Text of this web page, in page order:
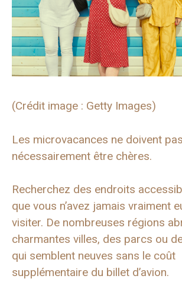
(Crédit image : Getty Images)
Les microvacances ne doivent pas
nécessairement être chères.
Recherchez des endroits
que vous n’avez jamais vraiment
visiter. De nombreuses régions
charmantes villes, des parcs ou
qui semblent neuves sans le coût
supplémentaire du billet d’avion.